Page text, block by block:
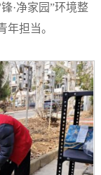
·净家园”环境整
年担当。